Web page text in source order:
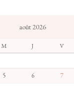
août 2026
M J V
5 6 7